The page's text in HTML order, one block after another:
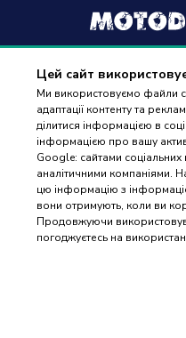
Цей сайт
Ми використовуємо файли
адаптації контенту та
ділитися інформацією в
інформацією про вашу
Google: сайтами
аналітичними компаніями.
цю інформацію з
вони отримують, коли ви
Продовжуючи
погоджуєтесь на
+38
дзвінки
Оплата